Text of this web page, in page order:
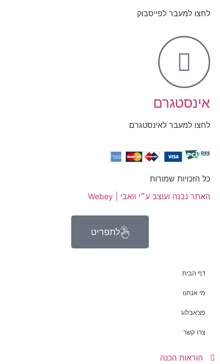
לחצו למעבר לפייסבוק
אינסטגרם
לחצו למעבר לאינסטגרם
כל הזכויות שמורות
האתר נבנה ועוצב ע״י וואבי | Webey
לתפריט
דף הבית
מי אנחנו
פצ’אבלוג
צרו קשר
הוראות הכנה